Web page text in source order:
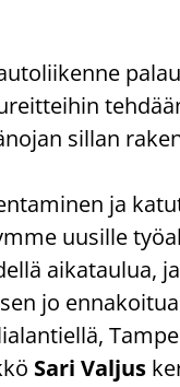
sil­lan
ja
uusil­le
ai­ka­tau­lua,
jo
Sari Val­jus